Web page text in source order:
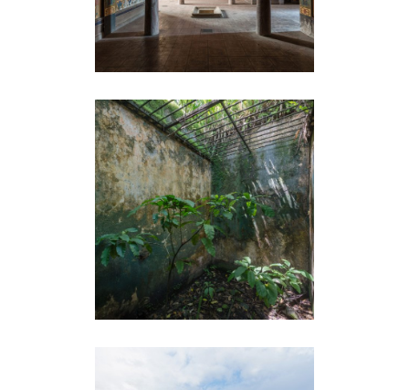
PAPILLON, LE BAGNE DE
L’ÎLE SAINT-JOSEPH